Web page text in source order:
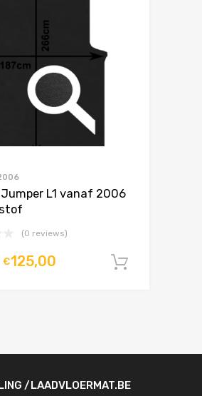
L1 vanaf 2006
(0 reviews)
€125,00
/LAADVLOERMAT.BE